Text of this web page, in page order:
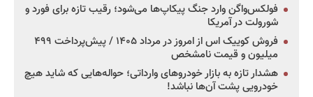
فولکس‌واگن وارد جنگ پیکاپ‌ها می‌شود؛ رقیب تازه برای فورد و
شورولت در آمریکا
فروش کوییک اس از امروز در مرداد ۱۴۰۵ / پیش‌پرداخت ۴۹۹
میلیون و قیمت نامشخص
هشدار تازه به بازار خودروهای وارداتی؛ حواله‌هایی که شاید هیچ
خودرویی پشت آن‌ها نباشد!